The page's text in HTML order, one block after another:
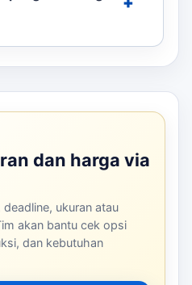
dan harga via
ukuran atau
akan bantu cek opsi
dan kebutuhan